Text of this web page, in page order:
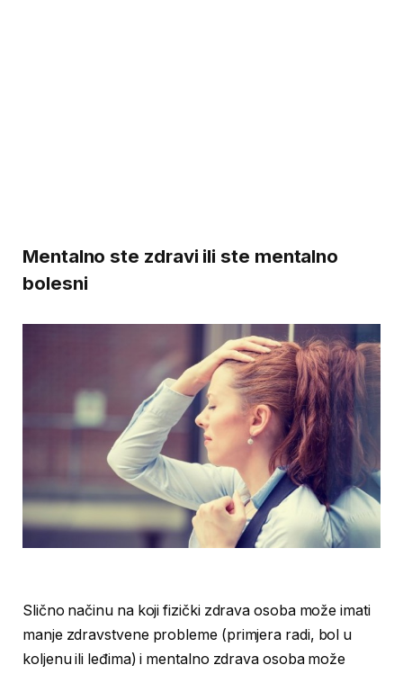
Mentalno ste zdravi ili ste mentalno
bolesni
Slično načinu na koji fizički zdrava osoba može imati
manje zdravstvene probleme (primjera radi, bol u
koljenu ili leđima) i mentalno zdrava osoba može